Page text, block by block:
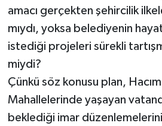
amacı gerçekten şehircilik
mıydı, yoksa belediyenin
istediği projeleri sürekli
miydi?
Çünkü söz konusu plan,
Mahallelerinde yaşayan
beklediği imar düzenlemelerini